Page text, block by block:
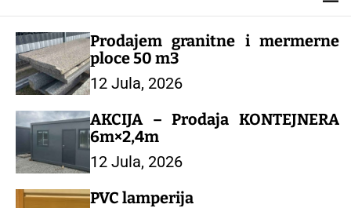
e
n
Prodajem granitne i mermerne
ploce 50 m3
12 Jula, 2026
AKCIJA – Prodaja KONTEJNERA
6m×2,4m
12 Jula, 2026
PVC lamperija